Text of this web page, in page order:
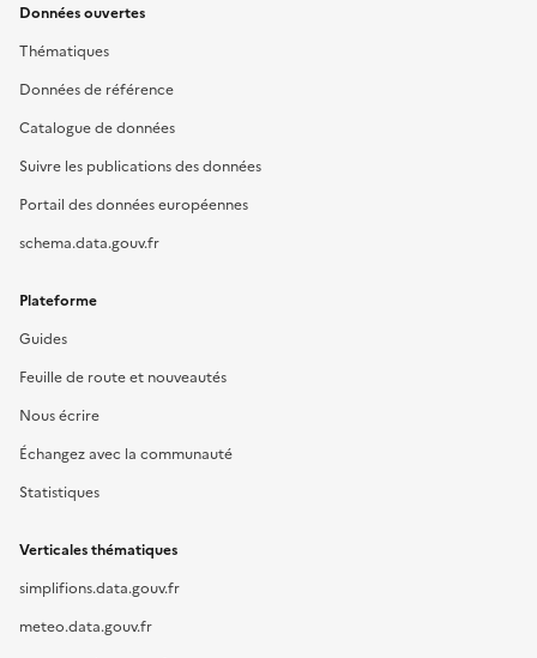
Données ouvertes
Thématiques
Données de référence
Catalogue de données
Suivre les publications des données
Portail des données européennes
schema.data.gouv.fr
Plateforme
Guides
Feuille de route et nouveautés
Nous écrire
Échangez avec la communauté
Statistiques
Verticales thématiques
simplifions.data.gouv.fr
meteo.data.gouv.fr